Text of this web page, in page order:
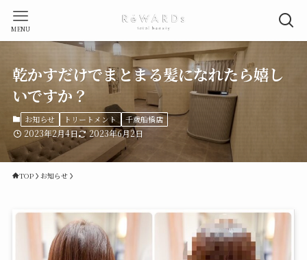
MENU
乾かすだけでまとまる髪になれたら嬉し
いですか？
お知らせ トリートメント 千歳船橋店
2023年2月4日 2023年6月2日
TOP お知らせ